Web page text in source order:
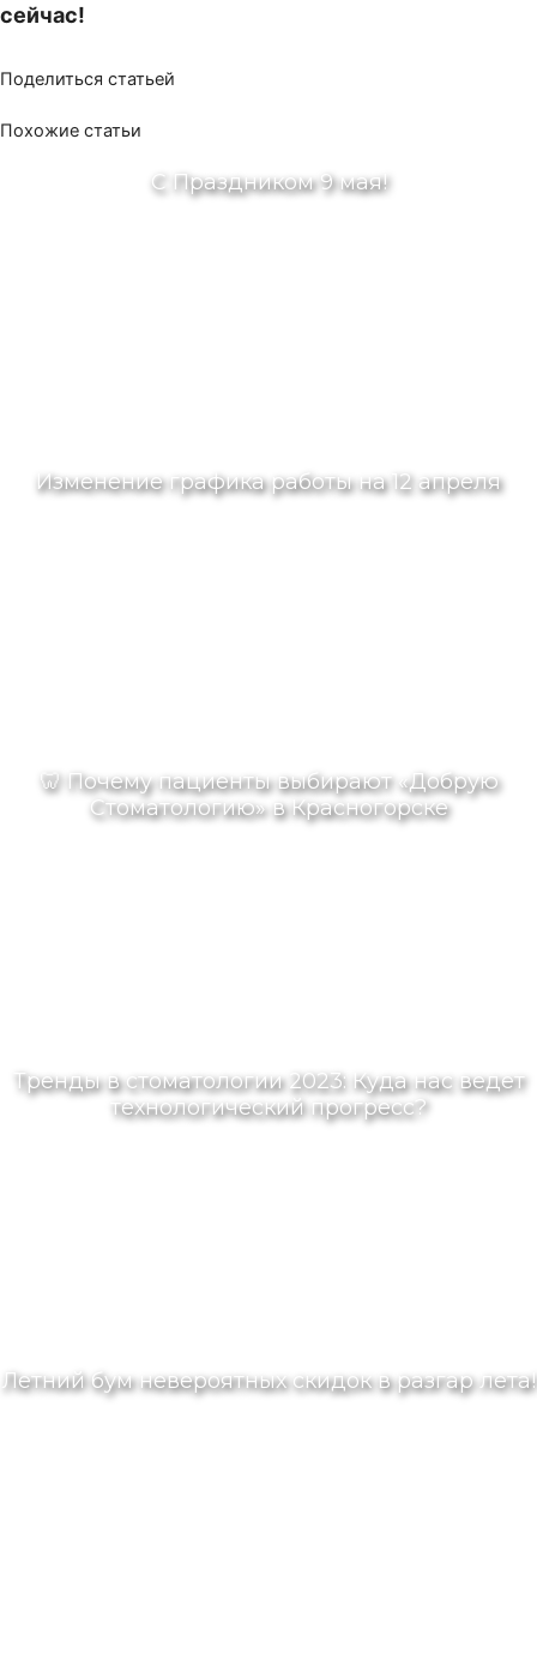
сейчас!
Поделиться статьей
Похожие статьи
С Праздником 9 мая!
Изменение графика работы на 12 апреля
🦷 Почему пациенты выбирают «Добрую
Стоматологию» в Красногорске
Тренды в стоматологии 2023: Куда нас ведет
технологический прогресс?
Летний бум невероятных скидок в разгар лета!